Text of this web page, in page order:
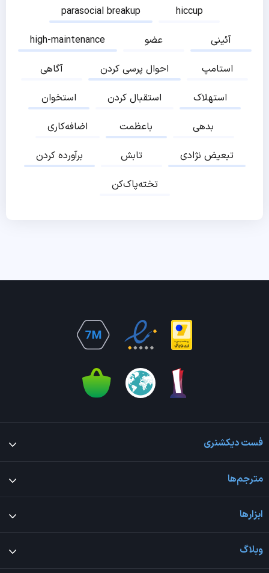
parasocial breakup
hiccup
high-maintenance
عضو
آئینی
آگاهی
احوال پرسی کردن
استامپ
استخوان
استقبال کردن
استهلاک
اضافه‌کاری
باعظمت
بدهی
برآورده کردن
تابش
تبعیض نژادی
تخته‌پاک‌کن
فست دیکشنری
مترجم‌ها
ابزارها
وبلاگ